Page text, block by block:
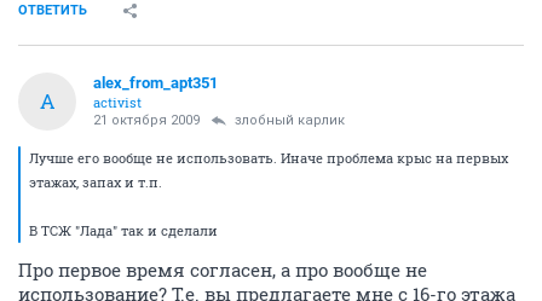
ОТВЕТИТЬ
A
alex_from_apt351
activist
21 октября 2009 злобный карлик
Лучше его вообще не использовать. Иначе проблема крыс на первых
этажах, запах и т.п.
В ТСЖ "Лада" так и сделали
Про первое время согласен, а про вообще не
использование? Т.е. вы предлагаете мне с 16-го этажа